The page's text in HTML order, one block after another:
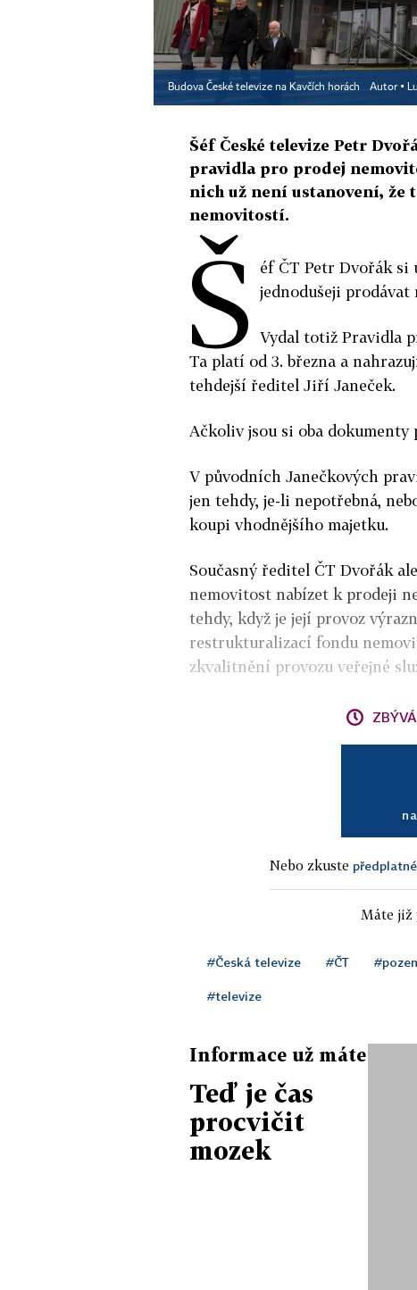
Budova České televize na Kavčích horách Autor ▪
Šéf České televize Petr
pravidla pro prodej
nich už není ustanovení, že
nemovitostí.
Š
éf ČT Petr Dvořák si
jednodušeji prodávat
Vydal totiž Pravidla
Ta platí od 3. března a
tehdejší ředitel Jiří Janeček.
Ačkoliv jsou si oba dokumenty
V původních Janečkových
jen tehdy, je-li nepotřebná,
koupi vhodnějšího majetku.
Současný ředitel ČT Dvořák
nemovitost nabízet k prodeji
tehdy, když je její provoz
restrukturalizací fondu
zkvalitnění provozu veřejné
Nebo zkuste
Máte již
#Česká televize #ČT
#televize
Informace už máte
Teď je čas
procvičit
mozek